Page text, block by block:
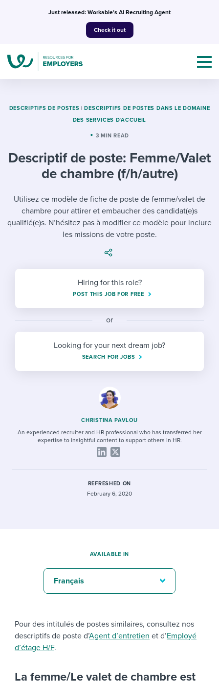
Just released: Workable’s AI Recruiting Agent
Check it out
Topics
Mobilizing AI in my work
Evaluating candidates
Working together with others
Maintaining hiring pipelines
Developing & retaining people
Ensuring compliance
Finding and attracting people
Establishing an employer brand
Candidate/employee experiences
Templates & Guides
Job description templates
Policy templates
Onboarding checklists
Step-by-step tutorials
Free ebooks & reports
HR terms
I’m a jobseeker
I WANT TO LEARN ABOUT...
Pay & benefits
Career development
Modern working life
Overall career resources
Attend webinars & events
Workable customer stories
Explore Workable
Request a demo
Start a free trial
DESCRIPTIFS DE POSTES | DESCRIPTIFS DE POSTES DANS LE DOMAINE
DES SERVICES D'ACCUEIL
3 MIN READ
Descriptif de poste: Femme/Valet
de chambre (f/h/autre)
Utilisez ce modèle de fiche de poste de femme/valet de
chambre pour attirer et embaucher des candidat(e)s
qualifié(e)s. N’hésitez pas à modifier ce modèle pour inclure
les missions de votre poste.
Hiring for this role?
POST THIS JOB FOR FREE
or
Looking for your next dream job?
SEARCH FOR JOBS
CHRISTINA PAVLOU
An experienced recruiter and HR professional who has transferred her
expertise to insightful content to support others in HR.
REFRESHED ON
February 6, 2020
Pour des intitulés de postes similaires, consultez nos
descriptifs de poste d’Agent d’entretien et d’Employé
d’étage H/F.
La femme/Le valet de chambre est
AVAILABLE IN
Français